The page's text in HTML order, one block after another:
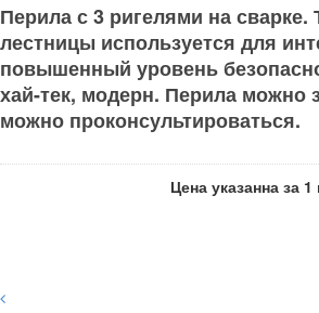
Перила с 3 ригелями на
лестницы используется для
повышенный уровень
хай-тек, модерн. Перила
можно проконсультироваться.
Цена указанна за